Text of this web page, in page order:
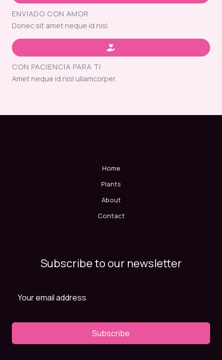
ENVIADO CON AMOR
Donec sit amet neque id nisl.
CON PACIENCIA PARA TI
Amet neque id nisl ullamcorper.
Home
Plants
About
Contact
Subscribe to our newsletter
Subscribe